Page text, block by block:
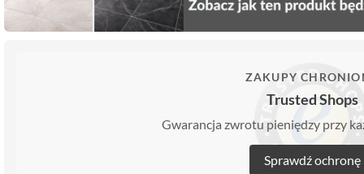
ZAKUPY
Trusted Shops
Gwarancja zwrotu pieniędzy przy
Sprawdź ochronę